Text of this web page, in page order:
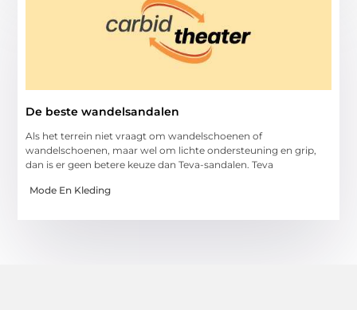
De beste wandelsandalen
Als het terrein niet vraagt om wandelschoenen of
wandelschoenen, maar wel om lichte ondersteuning en grip,
dan is er geen betere keuze dan Teva-sandalen. Teva
Mode En Kleding